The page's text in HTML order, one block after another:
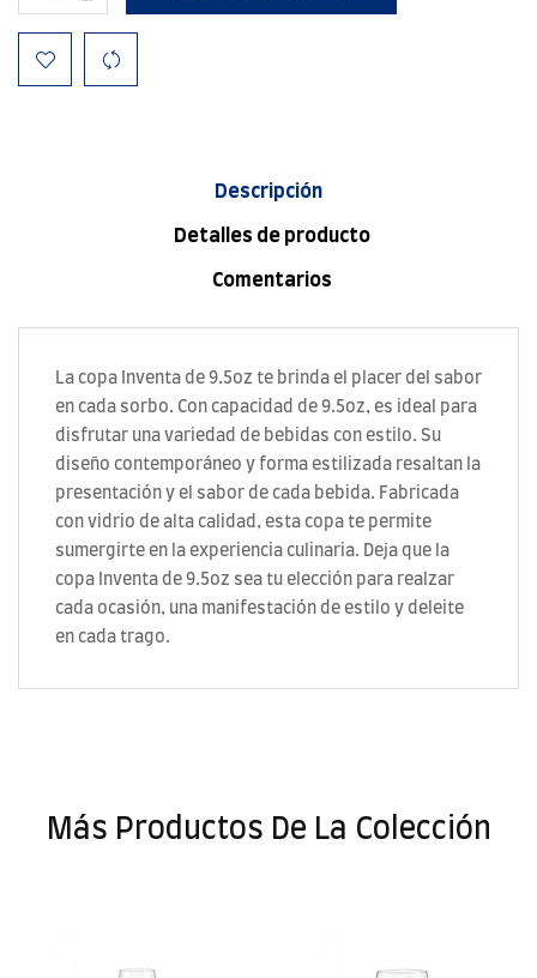
Descripción
Detalles de producto
Comentarios
La copa Inventa de 9.5oz te brinda el placer del sabor
en cada sorbo. Con capacidad de 9.5oz, es ideal para
disfrutar una variedad de bebidas con estilo. Su
diseño contemporáneo y forma estilizada resaltan la
presentación y el sabor de cada bebida. Fabricada
con vidrio de alta calidad, esta copa te permite
sumergirte en la experiencia culinaria. Deja que la
copa Inventa de 9.5oz sea tu elección para realzar
cada ocasión, una manifestación de estilo y deleite
en cada trago.
Más Productos De La Colección